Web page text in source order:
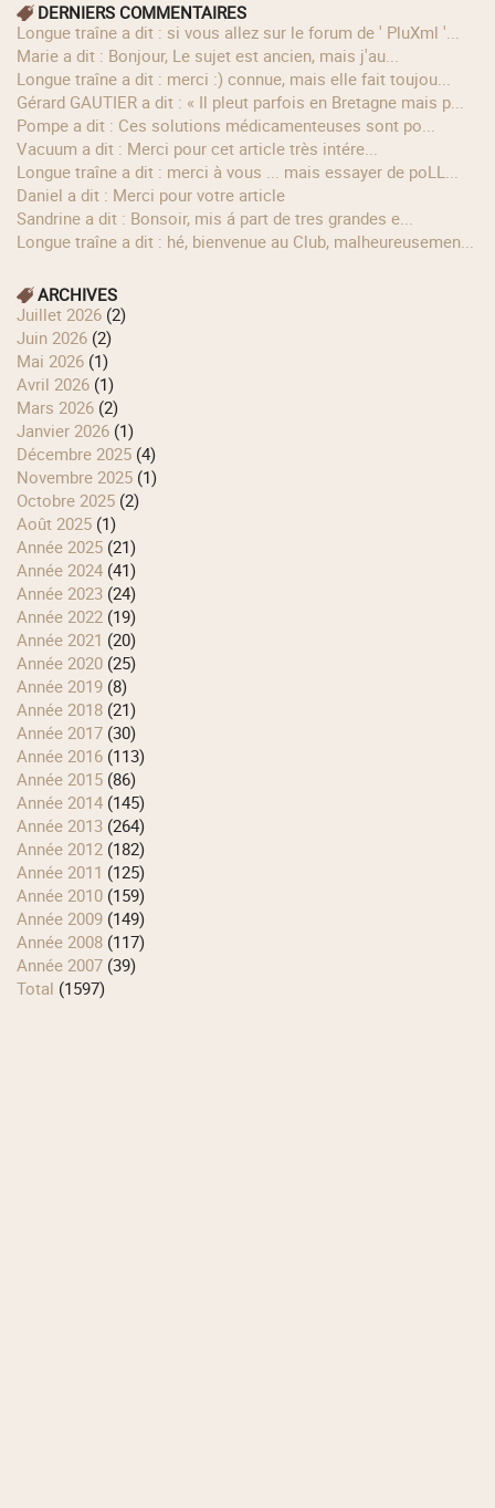
DERNIERS COMMENTAIRES
longue traîne a dit : si vous allez sur le forum de ' PluXml '...
Marie a dit : Bonjour, Le sujet est ancien, mais j'au...
longue traîne a dit : merci :) connue, mais elle fait toujou...
Gérard GAUTIER a dit : « Il pleut parfois en Bretagne mais p...
Pompe a dit : Ces solutions médicamenteuses sont po...
Vacuum a dit : Merci pour cet article très intére...
longue traîne a dit : merci à vous ... mais essayer de poLL...
Daniel a dit : Merci pour votre article
Sandrine a dit : Bonsoir, mis á part de tres grandes e...
longue traîne a dit : hé, bienvenue au Club, malheureusemen...
ARCHIVES
juillet 2026 (2)
juin 2026 (2)
mai 2026 (1)
avril 2026 (1)
mars 2026 (2)
janvier 2026 (1)
décembre 2025 (4)
novembre 2025 (1)
octobre 2025 (2)
août 2025 (1)
année 2025 (21)
année 2024 (41)
année 2023 (24)
année 2022 (19)
année 2021 (20)
année 2020 (25)
année 2019 (8)
année 2018 (21)
année 2017 (30)
année 2016 (113)
année 2015 (86)
année 2014 (145)
année 2013 (264)
année 2012 (182)
année 2011 (125)
année 2010 (159)
année 2009 (149)
année 2008 (117)
année 2007 (39)
total (1597)